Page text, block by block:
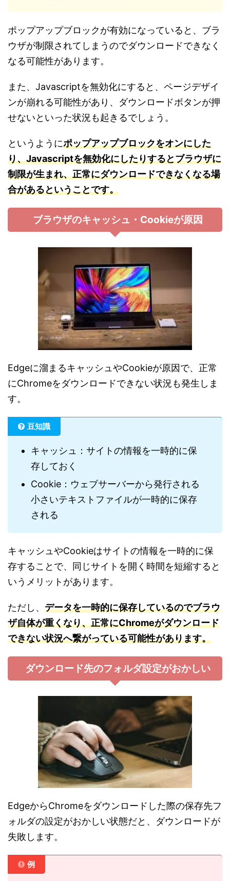
ポップアップブロックが有効になっていると、ブラ
ウザが制限されてしまうのでダウンロードできなく
なる可能性があります。
また、Javascriptを無効化にすると、ページデザイ
ンが崩れる可能性があり、ダウンロードボタンが押
せないといった状況も起きるでしょう。
というようにポップアップブロックをオンにした
り、Javascriptを無効化にしたりするとブラウザに
制限が生まれ、正常にダウンロードできなくなる場
合があるということです。
ブラウザのキャッシュ・Cookieが原因
Edgeに溜まるキャッシュやCookieが原因で、正常
にChromeをダウンロードできない状況も発生しま
す。
豆知識
キャッシュ：サイトの情報を一時的に保
存しておく
Cookie：ウェブサーバーから発行される
小さいテキストファイルが一時的に保存
される
キャッシュやCookieはサイトの情報を一時的に保
存することで、同じサイトを開く時間を短縮すると
いうメリットがあります。
ただし、 データを一時的に保存しているのでブラウ
ザ自体が重くなり、正常にChromeがダウンロード
できない状況へ繋がっている可能性があります。
ダウンロード先のフォルダ設定がおかしい
EdgeからChromeをダウンロードした際の保存先フ
ォルダの設定がおかしい状態だと、ダウンロードが
失敗します。
例